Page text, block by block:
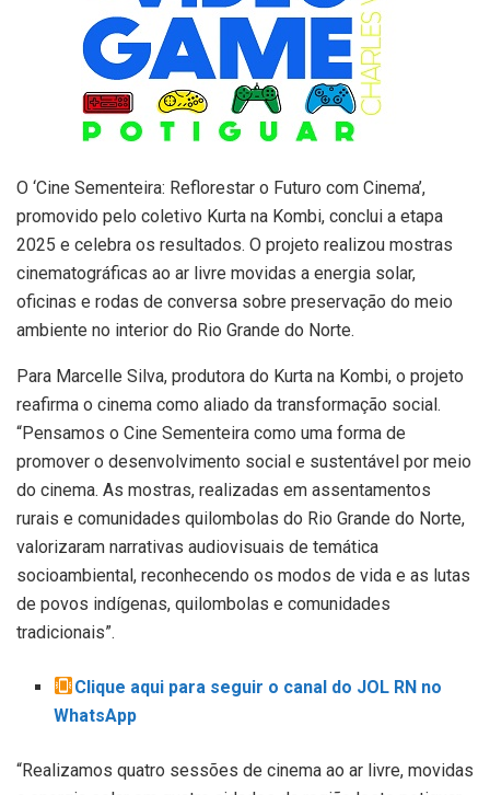
O ‘Cine Sementeira: Reflorestar o Futuro com Cinema’,
promovido pelo coletivo Kurta na Kombi, conclui a etapa
2025 e celebra os resultados. O projeto realizou mostras
cinematográficas ao ar livre movidas a energia solar,
oficinas e rodas de conversa sobre preservação do meio
ambiente no interior do Rio Grande do Norte.
Para Marcelle Silva, produtora do Kurta na Kombi, o projeto
reafirma o cinema como aliado da transformação social.
“Pensamos o Cine Sementeira como uma forma de
promover o desenvolvimento social e sustentável por meio
do cinema. As mostras, realizadas em assentamentos
rurais e comunidades quilombolas do Rio Grande do Norte,
valorizaram narrativas audiovisuais de temática
socioambiental, reconhecendo os modos de vida e as lutas
de povos indígenas, quilombolas e comunidades
tradicionais”.
Clique aqui para seguir o canal do JOL RN no
WhatsApp
“Realizamos quatro sessões de cinema ao ar livre, movidas